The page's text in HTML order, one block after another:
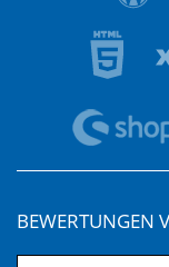
BEWERTUNGEN